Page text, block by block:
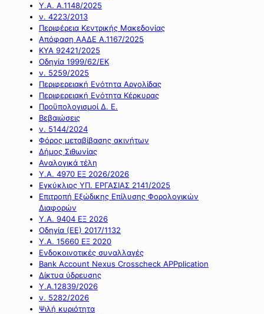
Υ.Α. Α.1148/2025
ν. 4223/2013
Περιφέρεια Κεντρικής Μακεδονίας
Απόφαση ΑΑΔΕ Α.1167/2025
ΚΥΑ 92421/2025
Οδηγία 1999/62/ΕΚ
ν. 5259/2025
Περιφερειακή Ενότητα Αργολίδας
Περιφερειακή Ενότητα Κέρκυρας
Προϋπολογισμοί Δ. Ε.
Βεβαιώσεις
ν. 5144/2024
Φόρος μεταβίβασης ακινήτων
Δήμος Σιθωνίας
Αναλογικά τέλη
Υ.Α. 4970 ΕΞ 2026/2026
Εγκύκλιος ΥΠ. ΕΡΓΑΣΙΑΣ 2141/2025
Επιτροπή Εξώδικης Επίλυσης Φορολογικών
Διαφορών
Υ.Α. 9404 ΕΞ 2026
Οδηγία (ΕΕ) 2017/1132
Υ.Α. 15660 ΕΞ 2020
Ενδοκοινοτικές συναλλαγές
Bank Account Nexus Crosscheck APPplication
Δίκτυα ύδρευσης
Υ.Α.12839/2026
ν. 5282/2026
Ψιλή κυριότητα